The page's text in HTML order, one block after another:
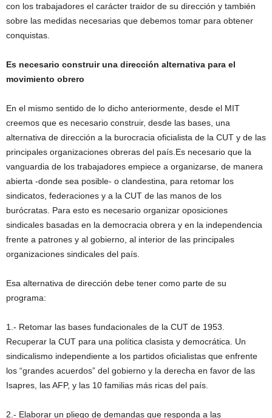
con los trabajadores el carácter traidor de su dirección y también
sobre las medidas necesarias que debemos tomar para obtener
conquistas.
Es necesario construir una dirección alternativa para el
movimiento obrero
En el mismo sentido de lo dicho anteriormente, desde el MIT
creemos que es necesario construir, desde las bases, una
alternativa de dirección a la burocracia oficialista de la CUT y de las
principales organizaciones obreras del país.Es necesario que la
vanguardia de los trabajadores empiece a organizarse, de manera
abierta -donde sea posible- o clandestina, para retomar los
sindicatos, federaciones y a la CUT de las manos de los
burócratas. Para esto es necesario organizar oposiciones
sindicales basadas en la democracia obrera y en la independencia
frente a patrones y al gobierno, al interior de las principales
organizaciones sindicales del país.
Esa alternativa de dirección debe tener como parte de su
programa:
1.- Retomar las bases fundacionales de la CUT de 1953.
Recuperar la CUT para una política clasista y democrática. Un
sindicalismo independiente a los partidos oficialistas que enfrente
los “grandes acuerdos” del gobierno y la derecha en favor de las
Isapres, las AFP, y las 10 familias más ricas del país.
2.- Elaborar un pliego de demandas que responda a las